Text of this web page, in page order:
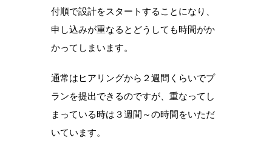
付順で設計をスタートすることになり、
申し込みが重なるとどうしても時間がか
かってしまいます。
通常はヒアリングから２週間くらいでプ
ランを提出できるのですが、重なってし
まっている時は３週間～の時間をいただ
いています。